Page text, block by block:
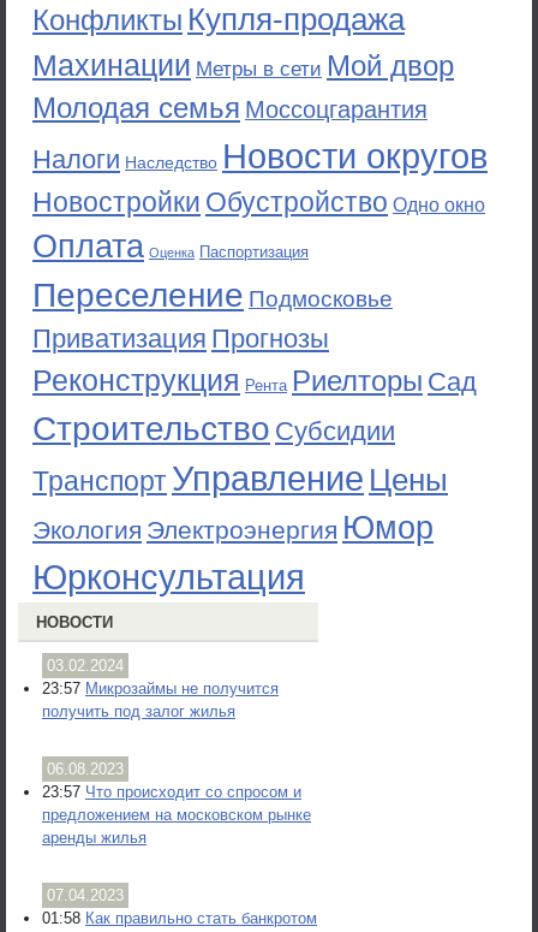
Конфликты Купля-продажа
Махинации Метры в сети Мой двор
Молодая семья Моссоцгарантия
Налоги Наследство Новости округов
Новостройки Обустройство Одно окно
Оплата Оценка Паспортизация
Переселение Подмосковье
Приватизация Прогнозы
Реконструкция Рента Риелторы Сад
Строительство Субсидии
ТранспортУправление Цены
Экология Электроэнергия Юмор
Юрконсультация
НОВОСТИ
03.02.2024
23:57 Микрозаймы не получится
получить под залог жилья
06.08.2023
23:57 Что происходит со спросом и
предложением на московском рынке
аренды жилья
07.04.2023
01:58 Как правильно стать банкротом